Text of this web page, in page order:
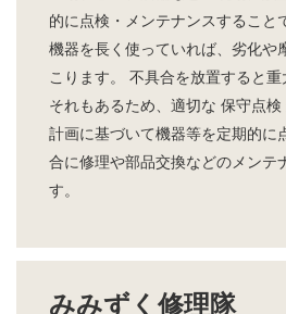
的に点検・メンテナンスすること
機器を長く使っていれば、劣化や
こります。 不具合を放置すると
それもあるため、適切な 保守点検
計画に基づいて機器等を定期的に
合に修理や部品交換などのメンテ
す。
みみずく修理隊